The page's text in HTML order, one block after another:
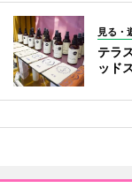
見る・
テラ
ッド